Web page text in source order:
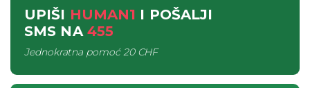
UPIŠI HUMAN1 I POŠALJI
SMS NA 455
Jednokratna pomoć20 CHF